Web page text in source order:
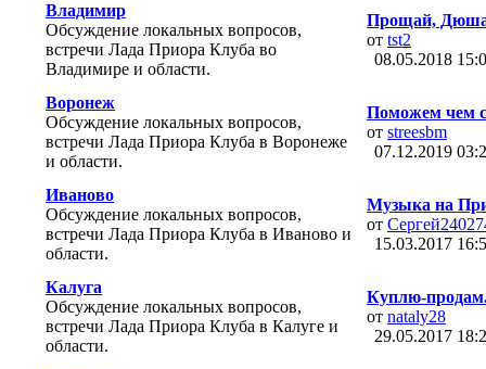
Владимир
Обсуждение локальных вопросов,
встречи Лада Приора Клуба во
Владимире и области.
Прощай,
от tst2
08.05.2018
Воронеж
Обсуждение локальных вопросов,
встречи Лада Приора Клуба в Воронеже
и области.
Поможем чем
от streesbm
07.12.2019
Иваново
Обсуждение локальных вопросов,
встречи Лада Приора Клуба в Иваново и
области.
Музыка на
от
15.03.2017
Калуга
Обсуждение локальных вопросов,
встречи Лада Приора Клуба в Калуге и
области.
Куплю-
от nataly28
29.05.2017